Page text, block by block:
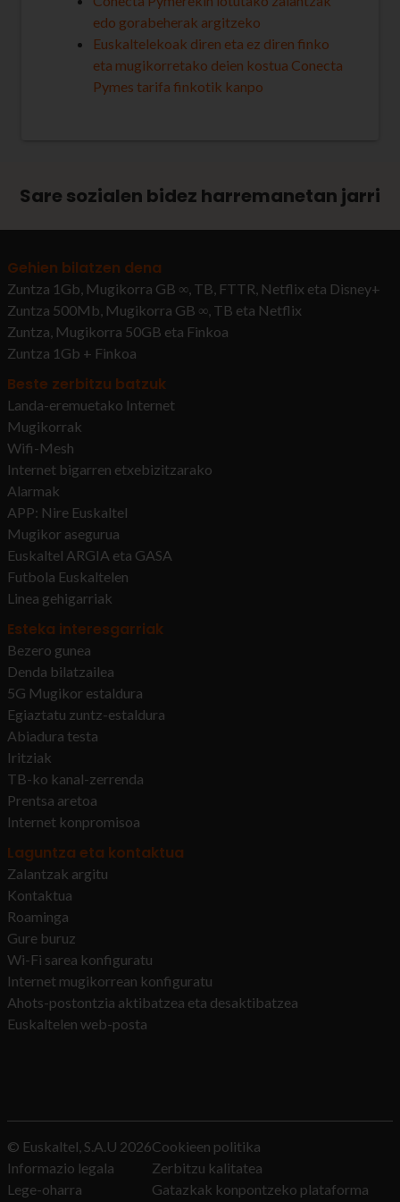
edo gorabeherak argitzeko
Euskaltelekoak diren eta ez diren finko
eta mugikorretako deien kostua Conecta
Pymes tarifa finkotik kanpo
Sare sozialen bidez harremanetan jarri
Gehien bilatzen dena
Zuntza 1Gb, Mugikorra GB ∞, TB, FTTR, Netflix eta Disney+
Zuntza 500Mb, Mugikorra GB ∞, TB eta Netflix
Zuntza, Mugikorra 50GB eta Finkoa
Zuntza 1Gb + Finkoa
Beste zerbitzu batzuk
Landa-eremuetako Internet
Mugikorrak
Wifi-Mesh
Internet bigarren etxebizitzarako
Alarmak
APP: Nire Euskaltel
Mugikor asegurua
Euskaltel ARGIA eta GASA
Futbola Euskaltelen
Linea gehigarriak
Esteka interesgarriak
Bezero gunea
Denda bilatzailea
5G Mugikor estaldura
Egiaztatu zuntz-estaldura
Abiadura testa
Iritziak
TB-ko kanal-zerrenda
Prentsa aretoa
Internet konpromisoa
Laguntza eta kontaktua
Zalantzak argitu
Kontaktua
Roaminga
Gure buruz
Wi-Fi sarea konfiguratu
Internet mugikorrean konfiguratu
Ahots-postontzia aktibatzea eta desaktibatzea
Euskaltelen web-posta
© Euskaltel, S.A.U 2026
Informazio legala
Lege-oharra
Cookieen politika
Zerbitzu kalitatea
Gatazkak konpontzeko plataforma